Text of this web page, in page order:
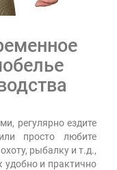
регулярно ездите
просто любите
рыбалку и т.д.,
удобно и практично